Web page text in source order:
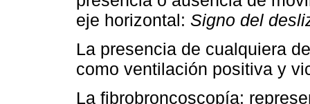
eje horizontal: Signo del
La presencia de cualquiera
como ventilación positiva y
La fibrobroncoscopía: